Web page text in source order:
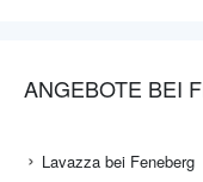
ANGEBOTE BEI
Lavazza bei Feneberg